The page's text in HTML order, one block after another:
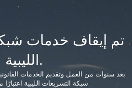
تم إيقاف خدمات
الليبية.
بعد سنوات من العمل وتقديم الخدمات
شبكة التشريعات الليبية اعتبارًا من